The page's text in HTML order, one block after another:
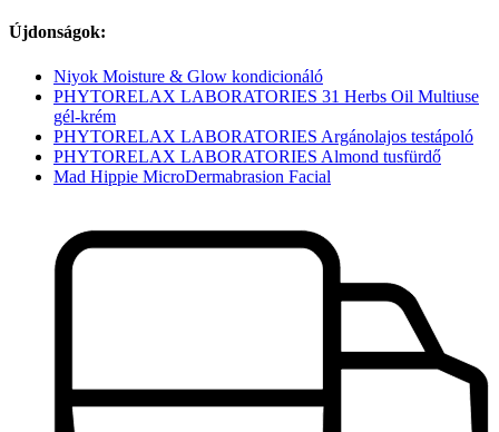
Újdonságok:
Niyok Moisture & Glow kondicionáló
PHYTORELAX LABORATORIES 31 Herbs Oil Multiuse
gél-krém
PHYTORELAX LABORATORIES Argánolajos testápoló
PHYTORELAX LABORATORIES Almond tusfürdő
Mad Hippie MicroDermabrasion Facial